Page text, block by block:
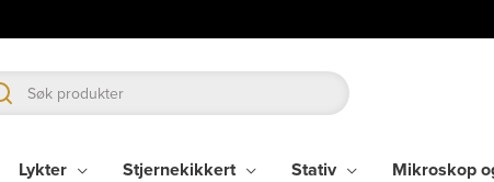
Lykter Stjernekikkert Stativ Mikroskop